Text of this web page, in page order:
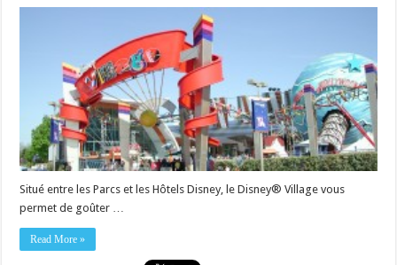
Situé entre les Parcs et les Hôtels Disney, le Disney® Village vous
permet de goûter …
Read More »